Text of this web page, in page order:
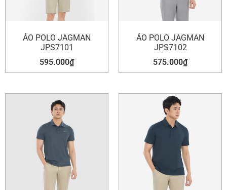
ÁO POLO JAGMAN
JPS7101
595.000₫
ÁO POLO JAGMAN
JPS7102
575.000₫